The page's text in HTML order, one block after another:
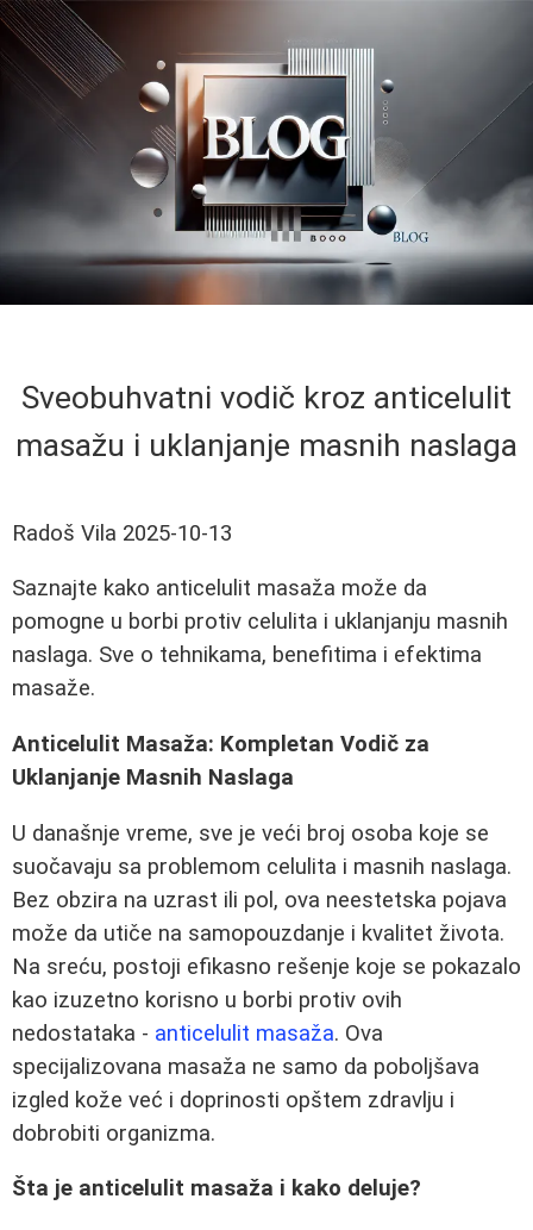
Sveobuhvatni vodič kroz anticelulit
masažu i uklanjanje masnih naslaga
Radoš Vila 2025-10-13
Saznajte kako anticelulit masaža može da
pomogne u borbi protiv celulita i uklanjanju masnih
naslaga. Sve o tehnikama, benefitima i efektima
masaže.
Anticelulit Masaža: Kompletan Vodič za
Uklanjanje Masnih Naslaga
U današnje vreme, sve je veći broj osoba koje se
suočavaju sa problemom celulita i masnih naslaga.
Bez obzira na uzrast ili pol, ova neestetska pojava
može da utiče na samopouzdanje i kvalitet života.
Na sreću, postoji efikasno rešenje koje se pokazalo
kao izuzetno korisno u borbi protiv ovih
nedostataka - anticelulit masaža. Ova
specijalizovana masaža ne samo da poboljšava
izgled kože već i doprinosti opštem zdravlju i
dobrobiti organizma.
Šta je anticelulit masaža i kako deluje?